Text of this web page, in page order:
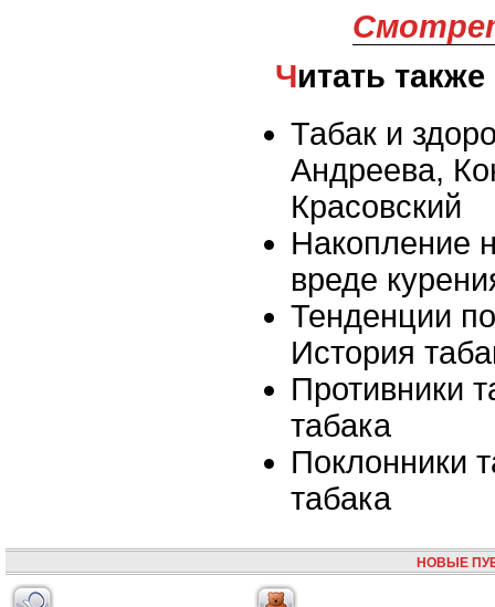
Читать также
Табак и
Андреева,
Красовский
Накопление
вреде
Тенденции
История
Противники
табака
Поклонники
табака
НОВЫЕ